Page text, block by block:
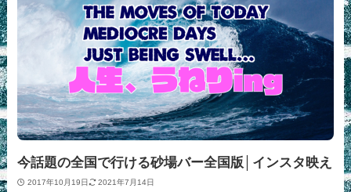
今話題の全国で行ける砂場バー全国版│インスタ映え
2017年10月19日 2021年7月14日